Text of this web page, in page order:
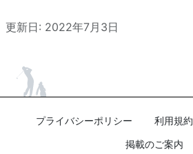
更新日: 2022年7月3日
プライバシーポリシー 利用規約
掲載のご案内